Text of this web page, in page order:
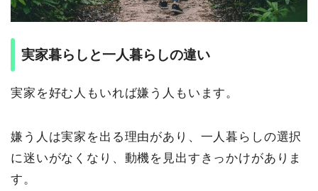
実家暮らしと一人暮らしの違い
実家を好む人もいれば嫌う人もいます。
嫌う人は実家を出る理由があり、一人暮らしの選択
に迷いがなくなり、動機を見出すきっかけがありま
す。